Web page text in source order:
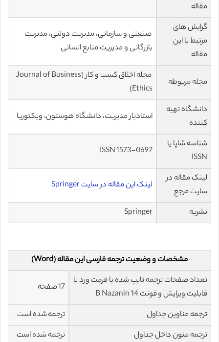
مقاله
گرایش های
مرتبط با این
مقاله
صنعتی و سازمانی، مدیریت دولتی، مدیریت
بازرگانی و مدیریت منابع انسانی
مجله مربوطه
مجله اخلاق کسب و کار (Journal of Business
Ethics)
دانشگاه تهیه
کننده
استادیار مدیریت، دانشگاه هوستون، ویکتوریا
شناسه شاپا یا
ISSN
ISSN 1573-0697
لینک مقاله در
سایت مرجع
لینک این مقاله در سایت Springer
نشریه Springer
مشخصات و وضعیت ترجمه فارسی این مقاله (Word)
تعداد صفحات ترجمه تایپ شده با فرمت ورد با
قابلیت ویرایش و فونت 14 B Nazanin
17 صفحه
ترجمه عناوین جداول
ترجمه شده است
ترجمه متون داخل جداول
ترجمه شده است